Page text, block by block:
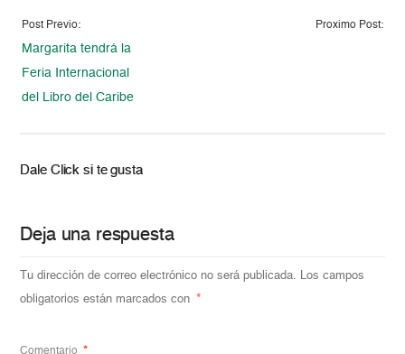
Post Previo:
Margarita tendrá la
Feria Internacional
del Libro del Caribe
Proximo Post:
Dale Click si te gusta
Deja una respuesta
Tu dirección de correo electrónico no será publicada. Los campos
obligatorios están marcados con
*
Comentario *